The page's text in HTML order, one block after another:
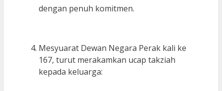
dengan penuh komitmen.
Mesyuarat Dewan Negara Perak kali ke
167, turut merakamkan ucap takziah
kepada keluarga: